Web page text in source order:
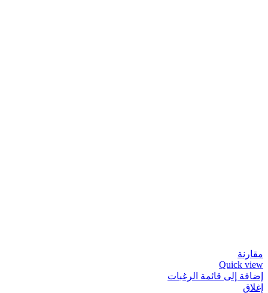
مقارنة
Quick view
إضافة إلى قائمة الرغبات
إغلاق